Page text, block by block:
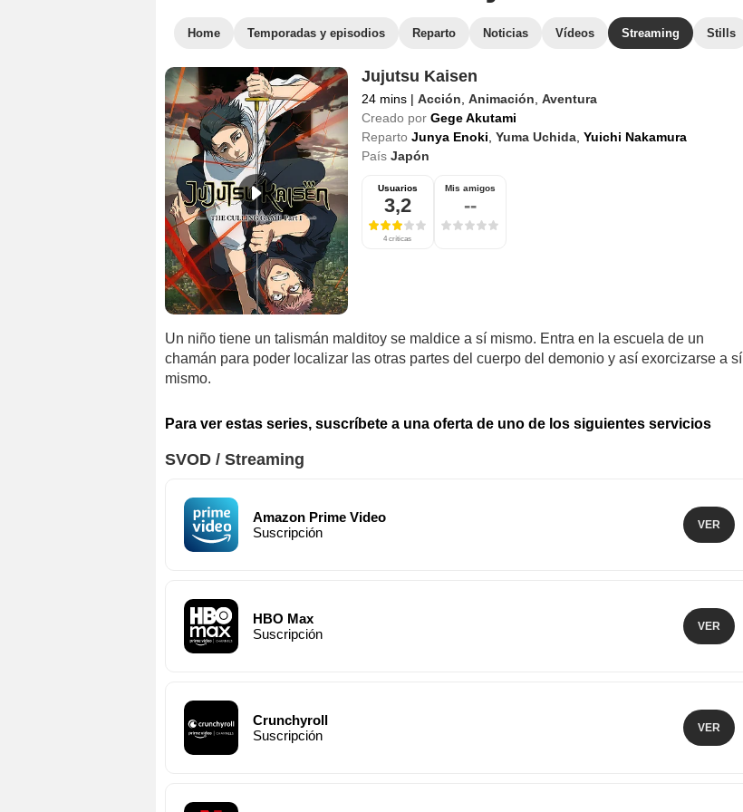
Home Temporadas y episodios Reparto Noticias Vídeos Streaming Stills
Jujutsu Kaisen
24 mins | Acción Animación Aventura
Creado por Gege Akutami
Reparto Junya Enoki Yuma Uchida, Yuichi Nakamura
País Japón
Usuarios
3,2
4 críticas
Mis amigos
--
Un niño tiene un talismán malditoy se maldice a sí mismo. Entra en la escuela de un
chamán para poder localizar las otras partes del cuerpo del demonio y así exorcizarse a sí
mismo.
Para ver estas series, suscríbete a una oferta de uno de los siguientes servicios
SVOD / Streaming
Amazon Prime Video
Suscripción
VER
HBO Max
Suscripción
VER
Crunchyroll
Suscripción
VER